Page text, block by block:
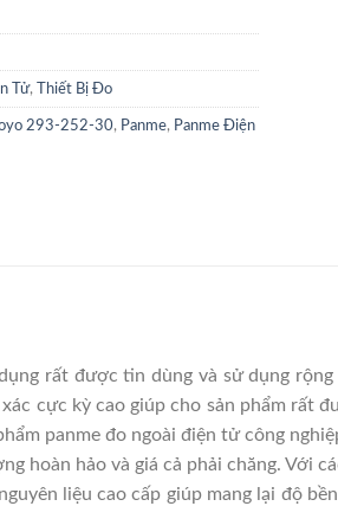
Tử, Thiết Bị Đo
293-252-30, Panme, Panme Điện
rất được tin dùng và sử dụng
cực kỳ cao giúp cho sản phẩm rất
panme đo ngoài điện tử công
hoàn hảo và giá cả phải chăng. Với
liệu cao cấp giúp mang lại độ